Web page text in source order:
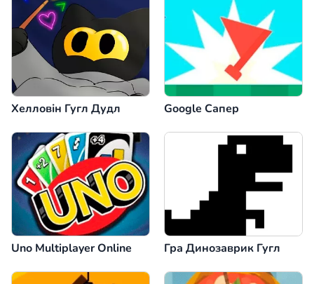
Хелловін Гугл Дудл Google Сапер
Uno Multiplayer Online Гра Динозаврик Гугл